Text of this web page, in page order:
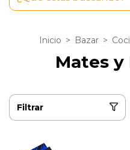
Inicio > Bazar >
Mates y
Filtrar